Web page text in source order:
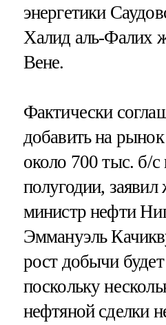
энергетики
Халид аль-Фалих
Вене.
Фактически
добавить на
около 700 тыс. б/с
полугодии,
министр нефти
Эммануэль
рост добычи
поскольку
нефтяной сделки